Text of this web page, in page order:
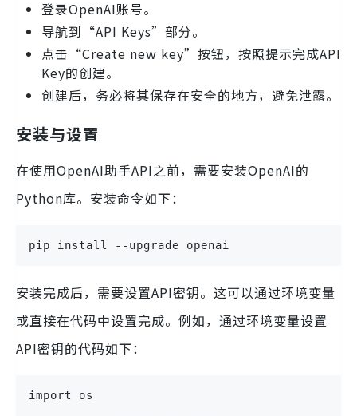
登录OpenAI账号。
导航到“API Keys”部分。
点击“Create new key”按钮，按照提示完成API
Key的创建。
创建后，务必将其保存在安全的地方，避免泄露。
安装与设置
在使用OpenAI助手API之前，需要安装OpenAI的
Python库。安装命令如下：
pip install --upgrade openai
安装完成后，需要设置API密钥。这可以通过环境变量
或直接在代码中设置完成。例如，通过环境变量设置
API密钥的代码如下：
import os